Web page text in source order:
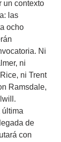
un contexto
las
ocho
Ni
ni
ni Trent
Ramsdale,
de
con